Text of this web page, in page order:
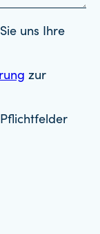
uns Ihre
zur